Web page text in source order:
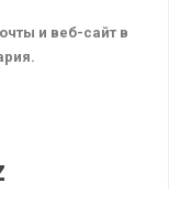
и веб-сайт в